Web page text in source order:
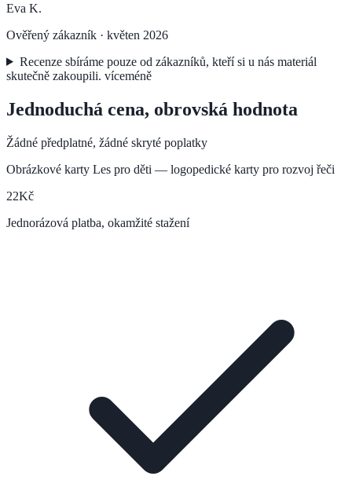
Eva K.
Ověřený zákazník · květen 2026
Recenze sbíráme pouze od zákazníků, kteří si u nás materiál
skutečně zakoupili. víceméně
Jednoduchá cena, obrovská hodnota
Žádné předplatné, žádné skryté poplatky
Obrázkové karty Les pro děti — logopedické karty pro rozvoj řeči
22Kč
Jednorázová platba, okamžité stažení